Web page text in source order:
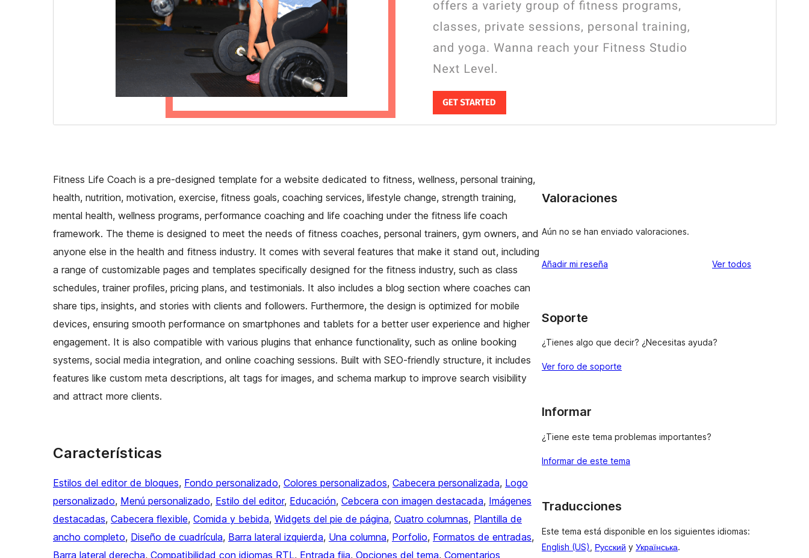
Fitness Life Coach is a pre-designed template for a website dedicated to fitness, wellness, personal training,
health, nutrition, motivation, exercise, fitness goals, coaching services, lifestyle change, strength training,
mental health, wellness programs, performance coaching and life coaching under the fitness life coach
framework. The theme is designed to meet the needs of fitness coaches, personal trainers, gym owners, and
anyone else in the health and fitness industry. It comes with several features that make it stand out, including
a range of customizable pages and templates specifically designed for the fitness industry, such as class
schedules, trainer profiles, pricing plans, and testimonials. It also includes a blog section where coaches can
share tips, insights, and stories with clients and followers. Furthermore, the design is optimized for mobile
devices, ensuring smooth performance on smartphones and tablets for a better user experience and higher
engagement. It is also compatible with various plugins that enhance functionality, such as online booking
systems, social media integration, and online coaching sessions. Built with SEO-friendly structure, it includes
features like custom meta descriptions, alt tags for images, and schema markup to improve search visibility
and attract more clients.
Características
Estilos del editor de bloques, Fondo personalizado, Colores personalizados, Cabecera personalizada, Logo
personalizado, Menú personalizado, Estilo del editor, Educación, Cebcera con imagen destacada, Imágenes
destacadas, Cabecera flexible, Comida y bebida, Widgets del pie de página, Cuatro columnas, Plantilla de
ancho completo, Diseño de cuadrícula, Barra lateral izquierda, Una columna, Porfolio, Formatos de entradas
Barra lateral derecha, Compatibilidad con idiomas RTL, Entrada fija, Opciones del tema, Comentarios
Valoraciones
Aún no se han enviado valoraciones.
Añadir mi reseña Ver todos
Soporte
¿Tienes algo que decir? ¿Necesitas ayuda?
Ver foro de soporte
Informar
¿Tiene este tema problemas importantes?
Informar de este tema
Traducciones
Este tema está disponible en los siguientes idiomas:
English (US)
Русский y Українська.